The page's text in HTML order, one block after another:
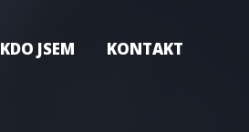
KDO JSEM KONTAKT